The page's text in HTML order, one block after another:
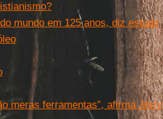
mundo em 125 anos, diz estudo
meras ferramentas”, afirma Jerry